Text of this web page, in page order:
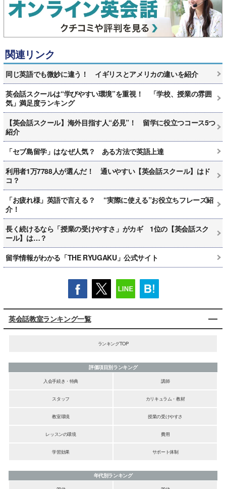
関連リンク
同じ英語でも微妙に違う！ イギリスとアメリカの違いを紹介
英会話スクールは“学びやすい環境”を重視！ 「学校、授業の雰囲
気」満足度ランキング
【英会話スクール】海外目指す人“必見”！ 留学に役立つコース5つ
紹介
「セブ島留学」はなぜ人気？ ある方法で英語上達
利用者1万7788人が選んだ！ 通いやすい【英会話スクール】はド
コ？
「お疲れ様」英語で言える？ “実際に使える”お役立ちフレーズ紹
介！
長く続けるなら「授業の受けやすさ」がカギ 1位の【英会話スク
ール】は…？
留学情報がわかる「THE RYUGAKU」公式サイト
英会話教室ランキング一覧
ランキングTOP
評価項目別ランキング
入会手続き・特典
講師
スタッフ カリキュラム・教材
教室環境 授業の受けやすさ
レッスンの環境 費用
学習効果 サポート体制
年代別ランキング